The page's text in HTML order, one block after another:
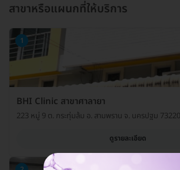
สาขาหรือแผนกที่ให้บริการ
1
BHI Clinic สาขาศาลายา
223 หมู่ 9 ต. กระทุ่มล้ม อ. สามพราน จ. นครปฐม 73220
ดูรายละเอียด